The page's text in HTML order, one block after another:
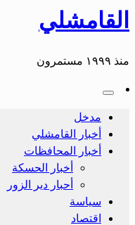
القامشلي
منذ ١٩٩٩ مستمرون
مدخل
أخبار القامشلي
أخبار المحافظات
أخبار الحسكة
أحبار دير الزور
سياسة
اقتصاد